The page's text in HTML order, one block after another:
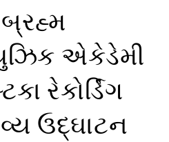
એકેડેમી
રેકોર્ડિંગ
ઉદ્ઘાટન